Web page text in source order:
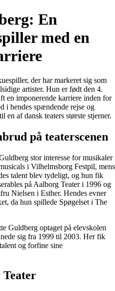
En
med en
der har markeret sig som
artister. Hun er født den 4.
en imponerende karriere inden for
i hendes spændende rejse og
en af dansk teaters største stjerner.
på teaterscenen
stor interesse for musikaler
i Vilhelmsborg Festpil, mens
talent blev tydeligt, og hun fik
på Aalborg Teater i 1996 og
Nielsen i Esther. Hendes evner
da hun spillede Spøgelset i The
Guldberg optaget på elevskolen
sig fra 1999 til 2003. Her fik
og forfine sine
Teater